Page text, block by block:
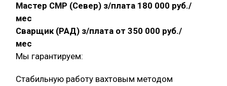
Мастер СМР (Север) з/плата 180 000 руб./
мес
Сварщик (РАД) з/плата от 350 000 руб./
мес
Мы гарантируем:
Стабильную работу вахтовым методом